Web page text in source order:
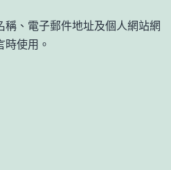
稱、電子郵件地址及個人網站網
使用。